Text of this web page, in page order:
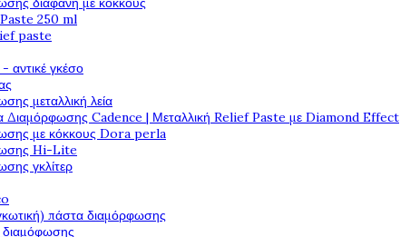
250 ml
paste
γκέσο
μεταλλική λεία
Cadence | Μεταλλική Relief Paste με Diamond Effect
με κόκκους Dora perla
Hi-Lite
γκλίτερ
πάστα διαμόρφωσης
διαμόφωσης